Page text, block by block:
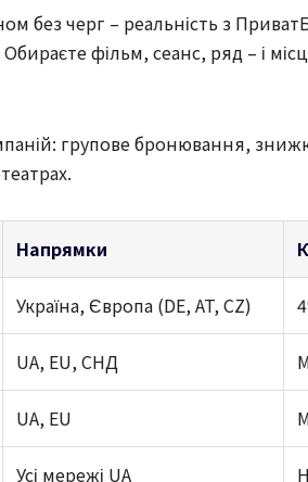
без черг – реальність з
фільм, сеанс, ряд – і
групове бронювання,
Напрямки
Україна, Європа (DE, AT, CZ)
UA, EU, СНД
UA, EU
Усі мережі UA